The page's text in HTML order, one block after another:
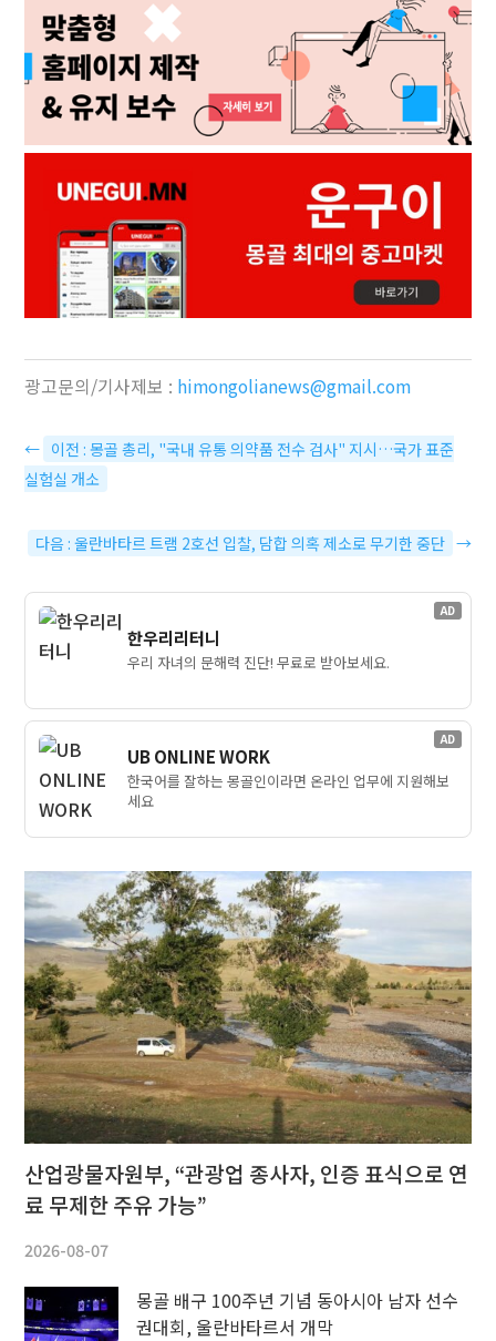
광고문의/기사제보 : himongolianews@gmail.com
← 이전 : 몽골 총리, "국내 유통 의약품 전수 검사" 지시…국가 표준
실험실 개소
다음 : 울란바타르 트램 2호선 입찰, 담합 의혹 제소로 무기한 중단 →
AD
한우리리터니
우리 자녀의 문해력 진단! 무료로 받아보세요.
AD
UB ONLINE WORK
한국어를 잘하는 몽골인이라면 온라인 업무에 지원해보
세요
산업광물자원부, “관광업 종사자, 인증 표식으로 연
료 무제한 주유 가능”
2026-08-07
몽골 배구 100주년 기념 동아시아 남자 선수
권대회, 울란바타르서 개막